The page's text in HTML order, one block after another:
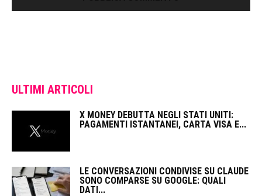
ULTIMI ARTICOLI
X MONEY DEBUTTA NEGLI STATI UNITI:
PAGAMENTI ISTANTANEI, CARTA VISA E...
LE CONVERSAZIONI CONDIVISE SU CLAUDE
SONO COMPARSE SU GOOGLE: QUALI
DATI...